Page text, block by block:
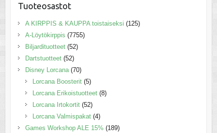
Tuoteosastot
A KIRPPIS & KAUPPA toistaiseksi (125)
A-Löytökirppis (7755)
Biljardituotteet (52)
Dartstuotteet (52)
Disney Lorcana (70)
Lorcana Boosterit (5)
Lorcana Erikoistuotteet (8)
Lorcana Irtokortit (52)
Lorcana Valmispakat (4)
Games Workshop ALE 15% (189)